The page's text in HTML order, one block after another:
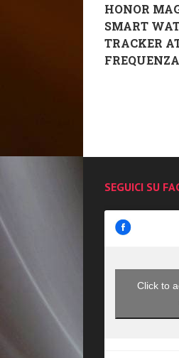
HONOR
SMART
TRACKER
SEGUICI SU
Click to